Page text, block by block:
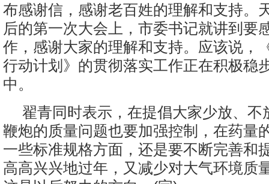
布感谢信，感谢老百姓的理解和支持。
后的第一次大会上，市委书记就讲到要
作，感谢大家的理解和支持。应该说，
行动计划》的贯彻落实工作正在积极稳
中。
翟青同时表示，在提倡大家少放、不
鞭炮的质量问题也要加强控制，在药量
一些标准规格方面，还是要不断完善和
高高兴兴地过年，又减少对大气环境质